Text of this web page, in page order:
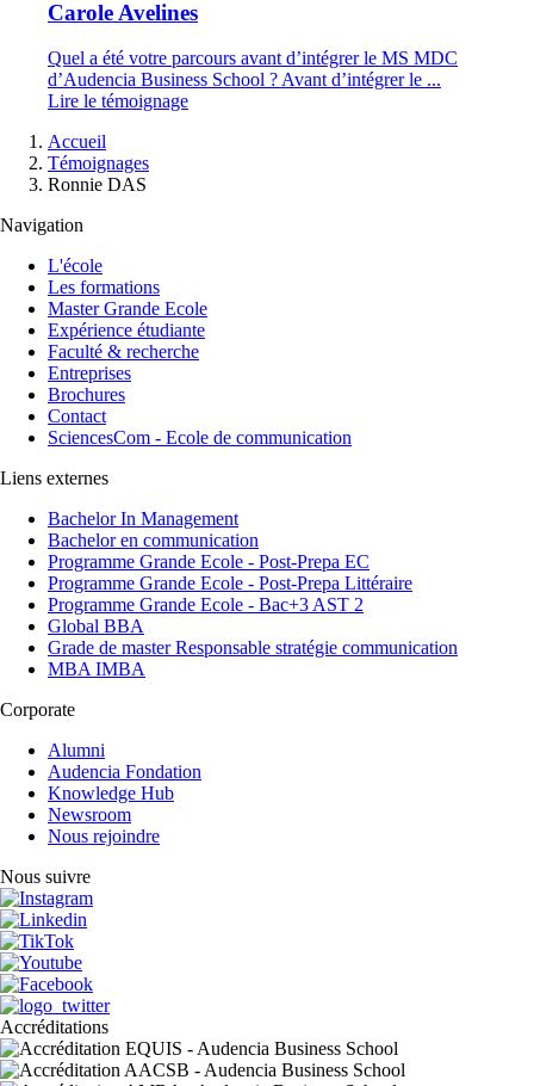
Carole Avelines
Quel a été votre parcours avant d’intégrer le MS MDC
d’Audencia Business School ? Avant d’intégrer le ...
Lire le témoignage
d'Ariane
Accueil
Témoignages
Ronnie DAS
Navigation
L'école
Les formations
Master Grande Ecole
Expérience étudiante
Faculté & recherche
Entreprises
Brochures
Contact
SciencesCom - Ecole de communication
Liens externes
Bachelor In Management
Bachelor en communication
Programme Grande Ecole - Post-Prepa EC
Programme Grande Ecole - Post-Prepa Littéraire
Programme Grande Ecole - Bac+3 AST 2
Global BBA
Grade de master Responsable stratégie communication
MBA IMBA
Corporate
Alumni
Audencia Fondation
Knowledge Hub
Newsroom
Nous rejoindre
Nous suivre
Accréditations